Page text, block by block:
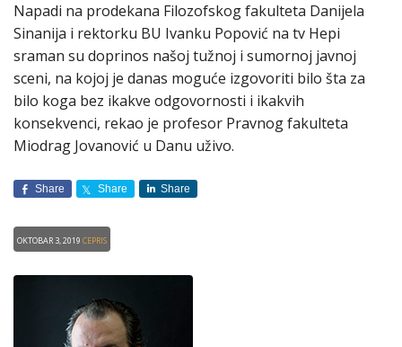
Napadi na prodekana Filozofskog fakulteta Danijela
Sinanija i rektorku BU Ivanku Popović na tv Hepi
sraman su doprinos našoj tužnoj i sumornoj javnoj
sceni, na kojoj je danas moguće izgovoriti bilo šta za
bilo koga bez ikakve odgovornosti i ikakvih
konsekvenci, rekao je profesor Pravnog fakulteta
Miodrag Jovanović u Danu uživo.
Share Share Share
Oktobar 3, 2019CEPRIS